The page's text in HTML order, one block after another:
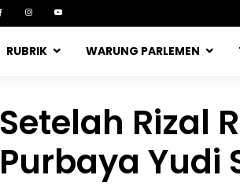
RUBRIK WARUNG PARLEMEN
Setelah Rizal
Purbaya Yudi